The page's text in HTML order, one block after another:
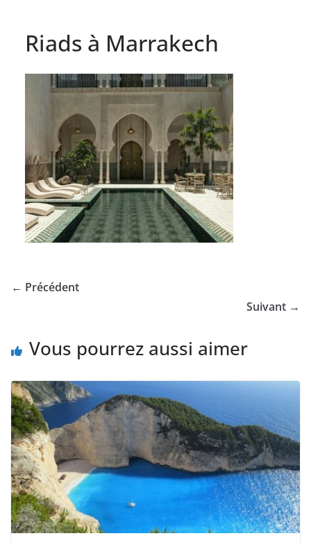
Riads à Marrakech
← Précédent
Suivant →
Vous pourrez aussi aimer